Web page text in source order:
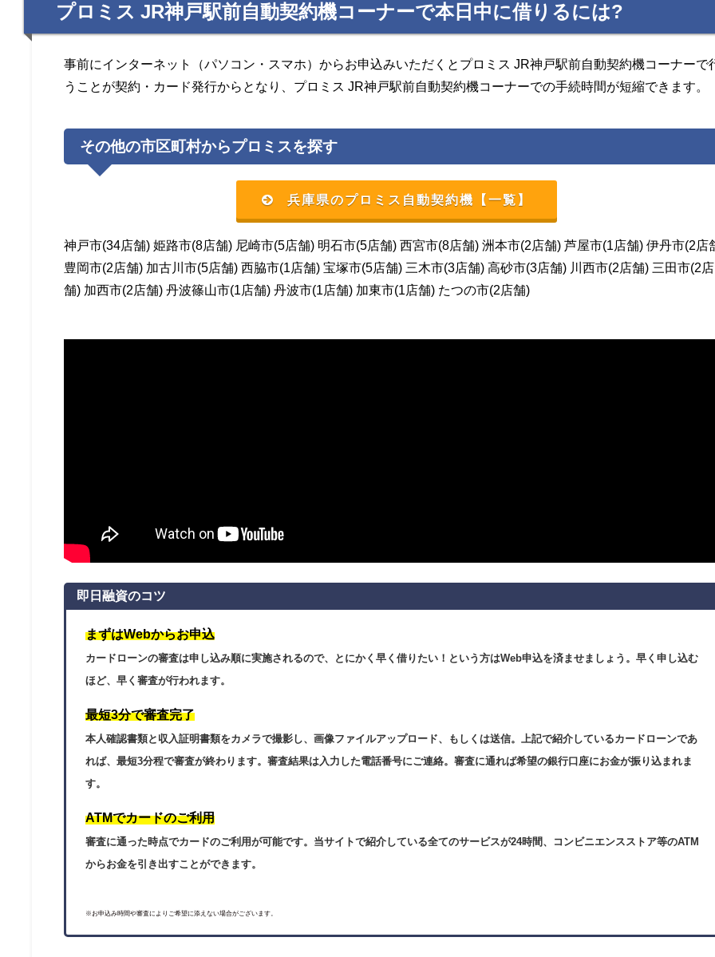
プロミス JR神戸駅前自動契約機コーナーで本日中に借りるには?
事前にインターネット（パソコン・スマホ）からお申込みいただくとプロミス JR神戸駅前自動契約機コーナーで
うことが契約・カード発行からとなり、プロミス JR神戸駅前自動契約機コーナーでの手続時間が短縮できます。
その他の市区町村からプロミスを探す
兵庫県のプロミス自動契約機【一覧】
神戸市(34店舗) 姫路市(8店舗) 尼崎市(5店舗) 明石市(5店舗) 西宮市(8店舗) 洲本市(2店舗) 芦屋市(1店舗) 伊丹市(2店
豊岡市(2店舗) 加古川市(5店舗) 西脇市(1店舗) 宝塚市(5店舗) 三木市(3店舗) 高砂市(3店舗) 川西市(2店舗) 三田市(2店
舗) 加西市(2店舗) 丹波篠山市(1店舗) 丹波市(1店舗) 加東市(1店舗) たつの市(2店舗)
即日融資のコツ
まずはWebからお申込
カードローンの審査は申し込み順に実施されるので、とにかく早く借りたい！という方はWeb申込を済ませましょう。早く申し込む
ほど、早く審査が行われます。
最短3分で審査完了
本人確認書類と収入証明書類をカメラで撮影し、画像ファイルアップロード、もしくは送信。上記で紹介しているカードローンであ
れば、最短3分程で審査が終わります。審査結果は入力した電話番号にご連絡。審査に通れば希望の銀行口座にお金が振り込まれま
す。
ATMでカードのご利用
審査に通った時点でカードのご利用が可能です。当サイトで紹介している全てのサービスが24時間、コンビニエンスストア等のATM
からお金を引き出すことができます。
※お申込み時間や審査によりご希望に添えない場合がございます。